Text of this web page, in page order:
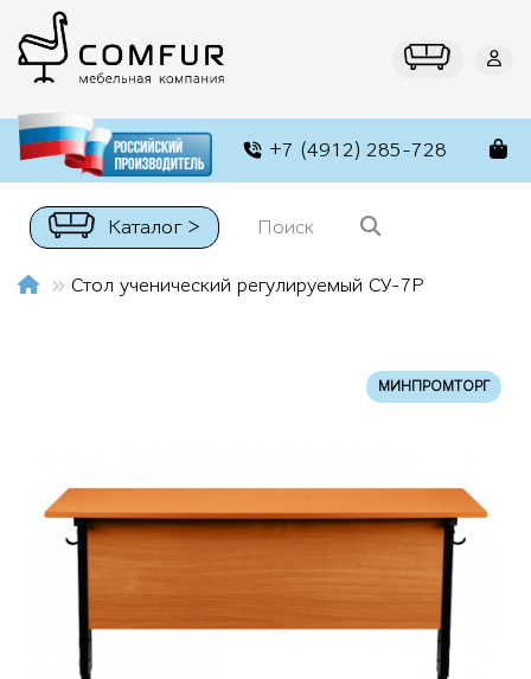
+7 (4912) 285-728
Каталог >
Стол ученический регулируемый СУ-7Р
МИНПРОМТОРГ